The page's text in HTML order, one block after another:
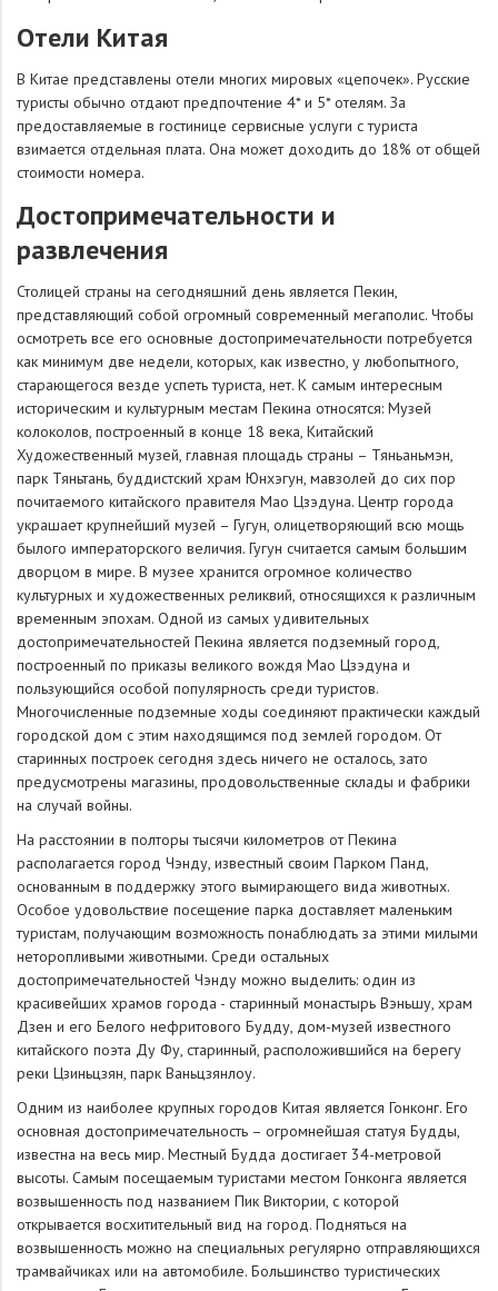
Отели Китая
В Китае представлены отели многих мировых «цепочек». Русские
туристы обычно отдают предпочтение 4* и 5* отелям. За
предоставляемые в гостинице сервисные услуги с туриста
взимается отдельная плата. Она может доходить до 18% от общей
стоимости номера.
Достопримечательности и
развлечения
Столицей страны на сегодняшний день является Пекин,
представляющий собой огромный современный мегаполис. Чтобы
осмотреть все его основные достопримечательности потребуется
как минимум две недели, которых, как известно, у любопытного,
старающегося везде успеть туриста, нет. К самым интересным
историческим и культурным местам Пекина относятся: Музей
колоколов, построенный в конце 18 века, Китайский
Художественный музей, главная площадь страны – Тяньаньмэн,
парк Тяньтань, буддистский храм Юнхэгун, мавзолей до сих пор
почитаемого китайского правителя Мао Цзэдуна. Центр города
украшает крупнейший музей – Гугун, олицетворяющий всю мощь
былого императорского величия. Гугун считается самым большим
дворцом в мире. В музее хранится огромное количество
культурных и художественных реликвий, относящихся к различным
временным эпохам. Одной из самых удивительных
достопримечательностей Пекина является подземный город,
построенный по приказы великого вождя Мао Цзэдуна и
пользующийся особой популярность среди туристов.
Многочисленные подземные ходы соединяют практически каждый
городской дом с этим находящимся под землей городом. От
старинных построек сегодня здесь ничего не осталось, зато
предусмотрены магазины, продовольственные склады и фабрики
на случай войны.
На расстоянии в полторы тысячи километров от Пекина
располагается город Чэнду, известный своим Парком Панд,
основанным в поддержку этого вымирающего вида животных.
Особое удовольствие посещение парка доставляет маленьким
туристам, получающим возможность понаблюдать за этими милыми
неторопливыми животными. Среди остальных
достопримечательностей Чэнду можно выделить: один из
красивейших храмов города - старинный монастырь Вэньшу, храм
Дзен и его Белого нефритового Будду, дом-музей известного
китайского поэта Ду Фу, старинный, расположившийся на берегу
реки Цзиньцзян, парк Ваньцзянлоу.
Одним из наиболее крупных городов Китая является Гонконг. Его
основная достопримечательность – огромнейшая статуя Будды,
известна на весь мир. Местный Будда достигает 34-метровой
высоты. Самым посещаемым туристами местом Гонконга является
возвышенность под названием Пик Виктории, с которой
открывается восхитительный вид на город. Подняться на
возвышенность можно на специальных регулярно отправляющихся
трамвайчиках или на автомобиле. Большинство туристических